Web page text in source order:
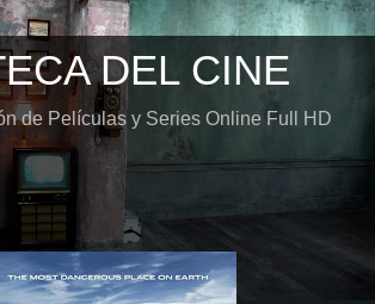
DEL CINE
de Películas y Series Online Full HD